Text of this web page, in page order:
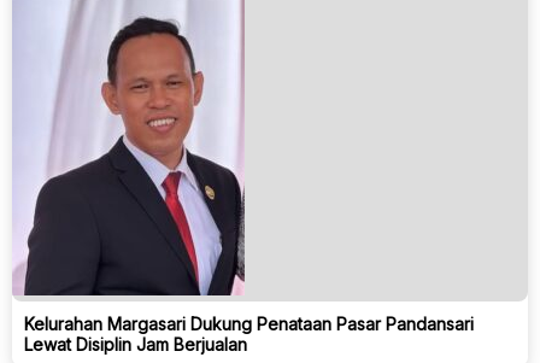
Kelurahan Margasari Dukung Penataan Pasar Pandansari
Lewat Disiplin Jam Berjualan